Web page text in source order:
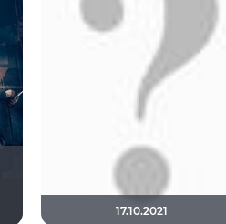
Клео04
17.10.2021